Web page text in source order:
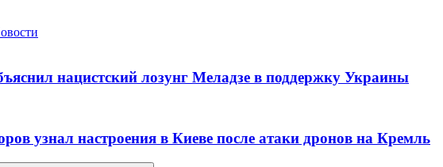
нацистский лозунг Меладзе в поддержку Украины
узнал настроения в Киеве после атаки дронов на Кремль